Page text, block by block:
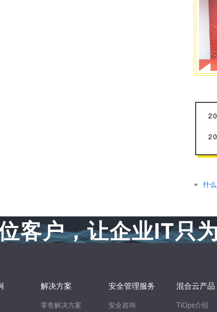
« 什
客户，让企业IT只
解决方案
零售解决方案
安全管理服务
安全咨询
混合云产品
TiOps介绍